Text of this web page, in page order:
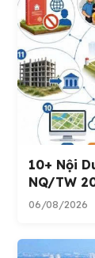
10+ Nội
NQ/TW
06/08/2026